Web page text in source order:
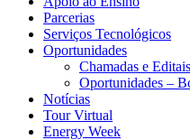
Parcerias
Serviços Tecnológicos
Oportunidades
Chamadas e
Oportunidades –
Notícias
Tour Virtual
Energy Week